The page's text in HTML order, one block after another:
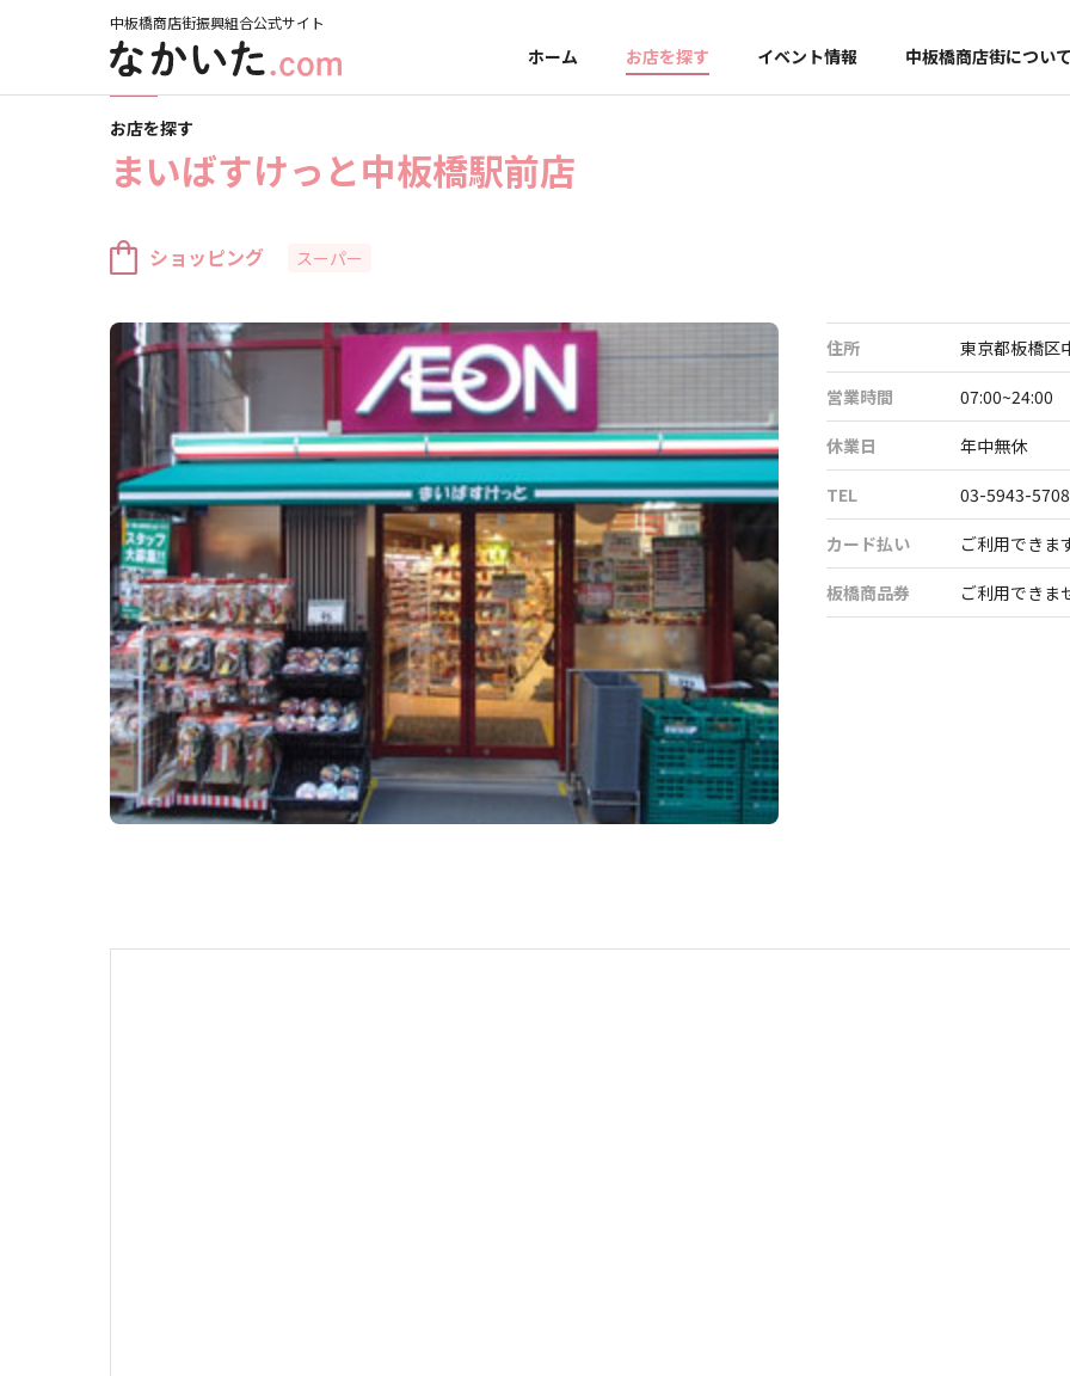
中板橋商店街振興組合公式サイト
ホーム お店を探す イベント情報 中板橋商店街について
ホーム お店を探す
お店を探す
まいばすけっと中板橋駅前店
ショッピング スーパー
住所 東京都板橋区
営業時間 07:00~24:00
休業日 年中無休
TEL 03-5943-5708
カード払い ご利用できま
板橋商品券 ご利用できま